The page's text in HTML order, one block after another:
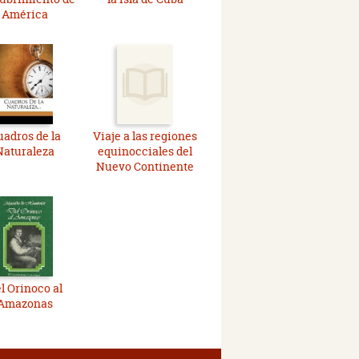
América
de la
Viaje a las regiones
equinocciales del
Nuevo Continente
Orinoco al